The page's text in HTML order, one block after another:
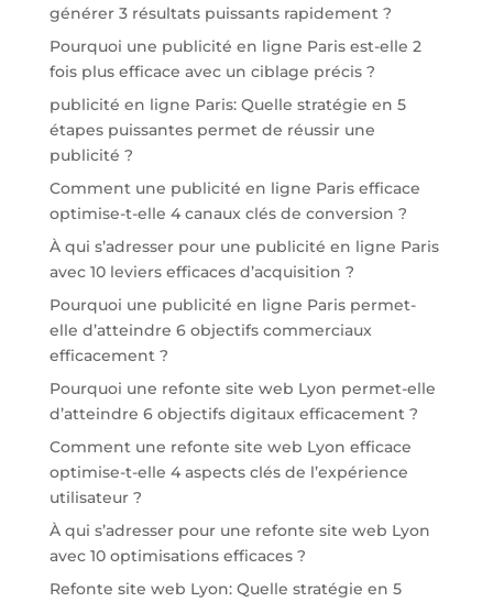
générer 3 résultats puissants rapidement ?
Pourquoi une publicité en ligne Paris est-elle 2
fois plus efficace avec un ciblage précis ?
publicité en ligne Paris: Quelle stratégie en 5
étapes puissantes permet de réussir une
publicité ?
Comment une publicité en ligne Paris efficace
optimise-t-elle 4 canaux clés de conversion ?
À qui s’adresser pour une publicité en ligne Paris
avec 10 leviers efficaces d’acquisition ?
Pourquoi une publicité en ligne Paris permet-
elle d’atteindre 6 objectifs commerciaux
efficacement ?
Pourquoi une refonte site web Lyon permet-elle
d’atteindre 6 objectifs digitaux efficacement ?
Comment une refonte site web Lyon efficace
optimise-t-elle 4 aspects clés de l’expérience
utilisateur ?
À qui s’adresser pour une refonte site web Lyon
avec 10 optimisations efficaces ?
Refonte site web Lyon: Quelle stratégie en 5